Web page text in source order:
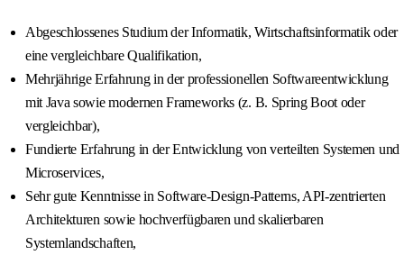
Abgeschlossenes Studium der Informatik, Wirtschaftsinformatik oder
eine vergleichbare Qualifikation,
Mehrjährige Erfahrung in der professionellen Softwareentwicklung
mit Java sowie modernen Frameworks (z. B. Spring Boot oder
vergleichbar),
Fundierte Erfahrung in der Entwicklung von verteilten Systemen und
Microservices,
Sehr gute Kenntnisse in Software-Design-Patterns, API-zentrierten
Architekturen sowie hochverfügbaren und skalierbaren
Systemlandschaften,